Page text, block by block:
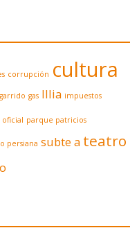
corrupción cultura
garrido gas Illia impuestos
oficial parque patricios
persiana subte a teatro